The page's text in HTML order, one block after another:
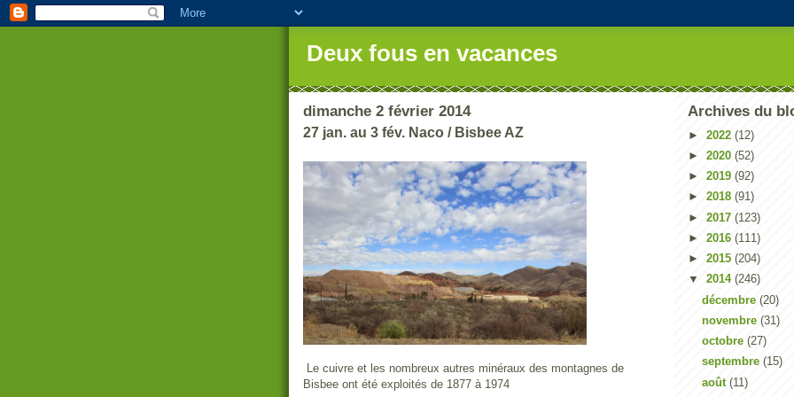
Deux fous en vacances
dimanche 2 février 2014
27 jan. au 3 fév. Naco / Bisbee AZ
Le cuivre et les nombreux autres minéraux des montagnes de
Bisbee ont été exploités de 1877 à 1974
Archives du
► 2022 (12)
► 2020 (52)
► 2019 (92)
► 2018 (91)
► 2017 (123)
► 2016 (111)
► 2015 (204)
▼ 2014 (246)
décembre (20)
novembre (31)
octobre (27)
septembre (15)
août (11)